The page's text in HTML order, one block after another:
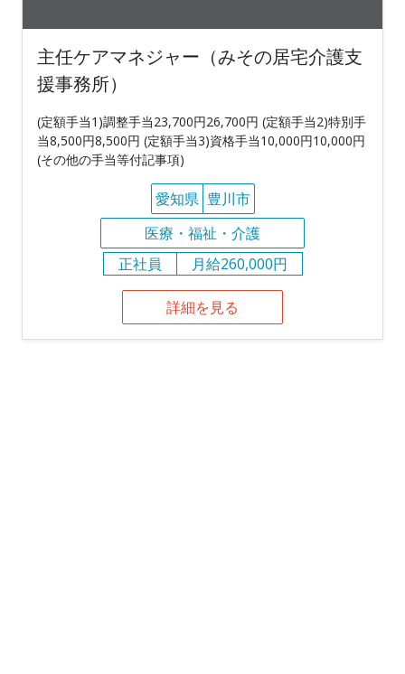
主任ケアマネジャー（みその居宅介護支
援事務所）
(定額手当1)調整手当23,700円26,700円 (定額手当2)特別手
当8,500円8,500円 (定額手当3)資格手当10,000円10,000円
(その他の手当等付記事項)
愛知県 豊川市
医療・福祉・介護
正社員
月給260,000円
詳細を見る